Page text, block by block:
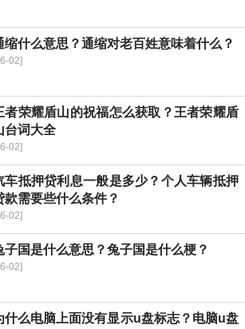
缩什么意思？通缩对老百姓意味着什么？
02]
者荣耀盾山的祝福怎么获取？王者荣耀盾
台词大全
02]
车抵押贷利息一般是多少？个人车辆抵押
款需要些什么条件？
02]
子国是什么意思？兔子国是什么梗？
02]
什么电脑上面没有显示u盘标志？电脑u盘